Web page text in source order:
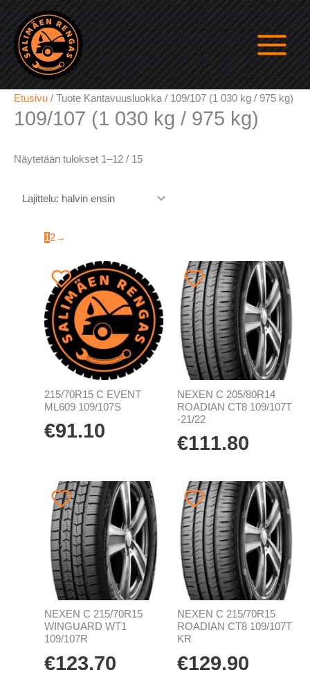
Siirry
sisältöön
Etusivu / Tuote Kantavuusluokka / 109/107 (1 030 kg / 975 kg)
109/107 (1 030 kg / 975 kg)
Näytetään tulokset 1–12 / 15Halvin
12→
215/70R15 C EVENT
ML609 109/107S
€91.10
NEXEN C 205/80R14
ROADIAN CT8 109/107T
-21/22
€111.80
NEXEN C 215/70R15
WINGUARD WT1
109/107R
€123.70
NEXEN C 215/70R15
ROADIAN CT8 109/107T
KR
€129.90